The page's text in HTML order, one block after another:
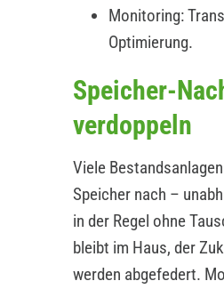
Monitoring:
Optimierung.
Speicher-
verdoppeln
Viele
Speicher nach –
in der Regel ohne
bleibt im Haus, der
werden abgefedert.